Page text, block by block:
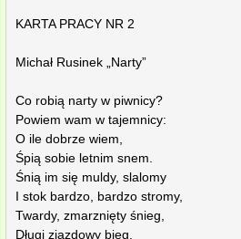
KARTA PRACY NR 2
Michał Rusinek „Narty”
Co robią narty w piwnicy?
Powiem wam w tajemnicy:
O ile dobrze wiem,
Śpią sobie letnim snem.
Śnią im się muldy, slalomy
I stok bardzo, bardzo stromy,
Twardy, zmarznięty śnieg,
Długi zjazdowy bieg,